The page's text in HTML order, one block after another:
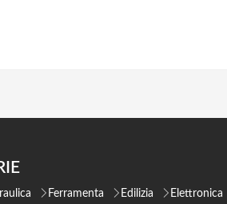
Ferramenta Edilizia Elettronica